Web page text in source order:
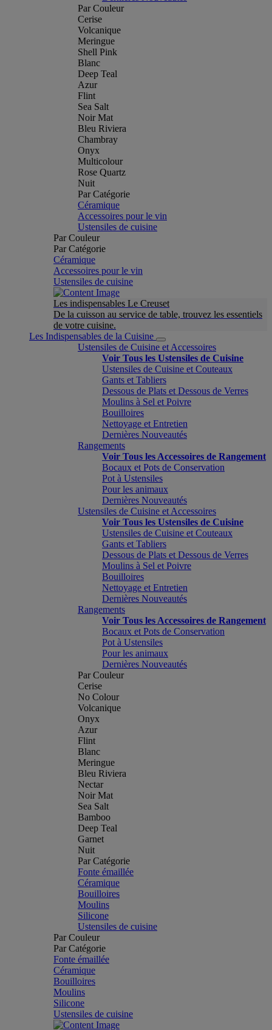
Par Couleur
Cerise
Volcanique
Meringue
Shell Pink
Blanc
Deep Teal
Azur
Flint
Sea Salt
Noir Mat
Bleu Riviera
Chambray
Onyx
Multicolour
Rose Quartz
Nuit
Par Catégorie
Céramique
Accessoires pour le vin
Ustensiles de cuisine
Par Couleur
Par Catégorie
Céramique
Accessoires pour le vin
Ustensiles de cuisine
Les indispensables Le Creuset
De la cuisson au service de table, trouvez les essentiels
de votre cuisine.
Les Indispensables de la Cuisine
Ustensiles de Cuisine et Accessoires
Voir Tous les Ustensiles de Cuisine
Ustensiles de Cuisine et Couteaux
Gants et Tabliers
Dessous de Plats et Dessous de Verres
Moulins à Sel et Poivre
Bouilloires
Nettoyage et Entretien
Dernières Nouveautés
Rangements
Voir Tous les Accessoires de Rangement
Bocaux et Pots de Conservation
Pot à Ustensiles
Pour les animaux
Dernières Nouveautés
Ustensiles de Cuisine et Accessoires
Voir Tous les Ustensiles de Cuisine
Ustensiles de Cuisine et Couteaux
Gants et Tabliers
Dessous de Plats et Dessous de Verres
Moulins à Sel et Poivre
Bouilloires
Nettoyage et Entretien
Dernières Nouveautés
Rangements
Voir Tous les Accessoires de Rangement
Bocaux et Pots de Conservation
Pot à Ustensiles
Pour les animaux
Dernières Nouveautés
Par Couleur
Cerise
No Colour
Volcanique
Onyx
Azur
Flint
Blanc
Meringue
Bleu Riviera
Nectar
Noir Mat
Sea Salt
Bamboo
Deep Teal
Garnet
Nuit
Par Catégorie
Fonte émaillée
Céramique
Bouilloires
Moulins
Silicone
Ustensiles de cuisine
Par Couleur
Par Catégorie
Fonte émaillée
Céramique
Bouilloires
Moulins
Silicone
Ustensiles de cuisine